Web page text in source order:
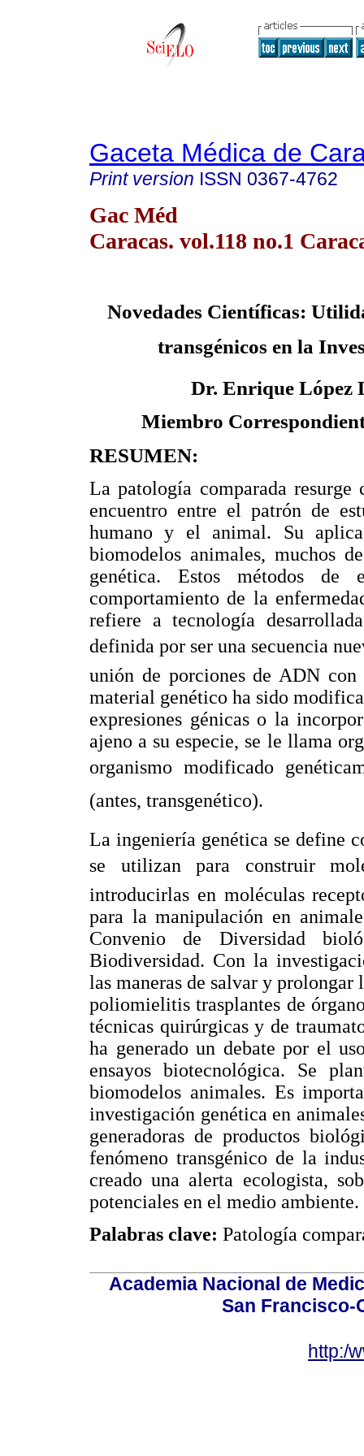
Gaceta Médica de
Print version ISSN 0367-4762
Gac Méd
Caracas. vol.118 no.1
Novedades Científicas:
transgénicos en la
Dr. Enrique López
Miembro
RESUMEN:
La patología comparada resurge
encuentro entre el patrón de
humano y el animal. Su
biomodelos animales, muchos
genética. Estos métodos de
comportamiento de la
refiere a tecnología
definida por ser una secuencia
unión de porciones de ADN
material genético ha sido
expresiones génicas o la
ajeno a su especie, se le llama
organismo modificado
(antes, transgenético).
La ingeniería genética se define
se utilizan para construir
introducirlas en moléculas
para la manipulación en
Convenio de Diversidad
Biodiversidad. Con la
las maneras de salvar y
poliomielitis trasplantes de
técnicas quirúrgicas y de
ha generado un debate por el
ensayos biotecnológica. Se
biomodelos animales. Es
investigación genética en
generadoras de productos
fenómeno transgénico de la
creado una alerta ecologista,
potenciales en el medio ambiente.
Palabras clave: Patología
Academia Nacional de
San Francisco-
http:/